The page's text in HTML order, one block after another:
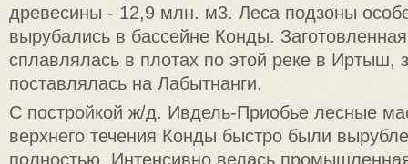
древесины - 12,9 млн. м3. Леса подзоны
вырубались в бассейне Конды.
сплавлялась в плотах по этой реке в Иртыш,
поставлялась на Лабытнанги.
С постройкой ж/д. Ивдель-Приобье лесные
верхнего течения Конды быстро были
полностью. Интенсивно велась